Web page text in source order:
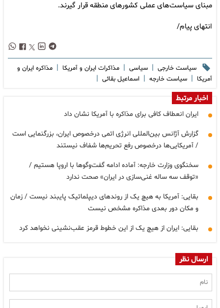
مبنای سیاست‌های عملی کشورهای منطقه قرار گیرند.
انتهای پیام/
سیاست خارجی | سیاسی | مذاکرات ایران و آمریکا | مذاکره ایران و
آمریکا | سیاست خارجه | اسماعیل بقائی |
اخبار مرتبط
ایران انعطاف کافی برای مذاکره با آمریکا نشان داد
گزارش آژانس بین‌المللی انرژی اتمی درخصوص ایران، بزرگنمایی است
/ آمریکایی‌ها درخصوص رفع تحریم‌ها شفاف نیستند
سخنگوی وزارت خارجه: آماده ادامه گفت‌وگوها با اروپا هستیم /
«توقف سه ساله غنی‌سازی در ایران» صحت ندارد
بقایی: آمریکا به هیچ یک از روندهای دیپلماتیک پایبند نیست / زمان
و مکان دور بعدی مذاکره مشخص نیست
بقایی: ایران از هیچ ‌یک از این خطوط قرمز عقب‌نشینی نخواهد کرد
ارسال نظر